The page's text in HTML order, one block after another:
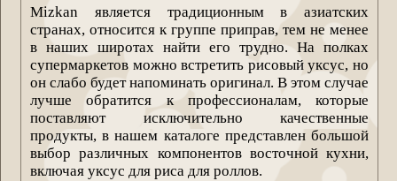
Mizkan является традиционным в азиатских
странах, относится к группе приправ, тем не менее
в наших широтах найти его трудно. На полках
супермаркетов можно встретить рисовый уксус, но
он слабо будет напоминать оригинал. В этом случае
лучше обратится к профессионалам, которые
поставляют исключительно качественные
продукты, в нашем каталоге представлен большой
выбор различных компонентов восточной кухни,
включая уксус для риса для роллов.